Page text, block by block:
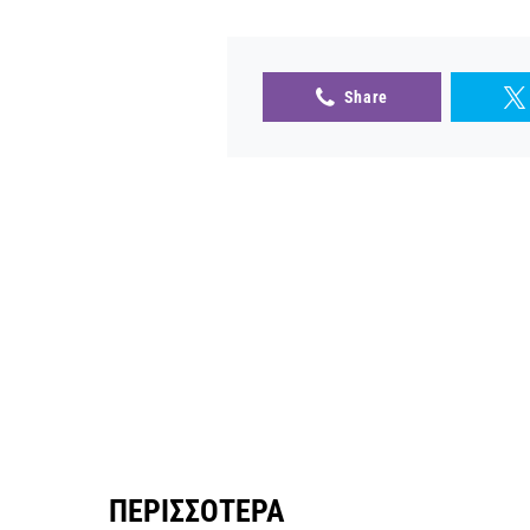
Share
ΠΕΡΙΣΣΌΤΕΡΑ